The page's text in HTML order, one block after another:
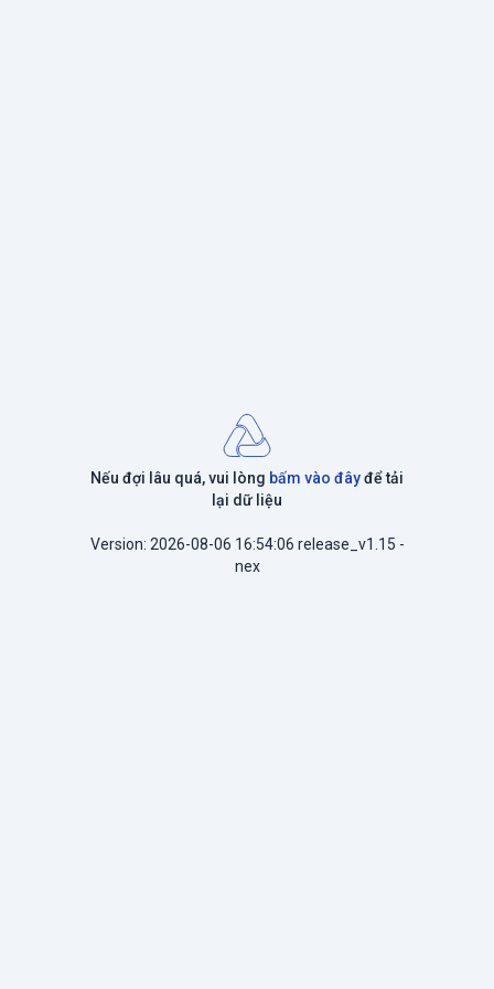
Nếu đợi lâu quá, vui lòng bấm vào đâyđể tải
lại dữ liệu
Version: 2026-08-06 16:54:06 release_v1.15 -
nex